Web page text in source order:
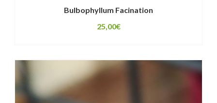
Bulbophyllum Facination
25,00€